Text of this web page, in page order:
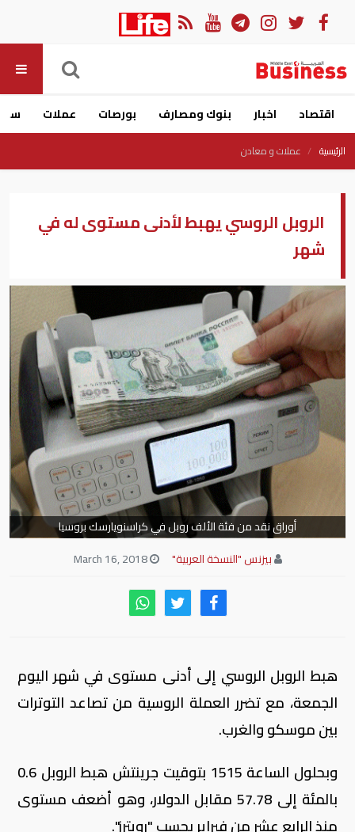
اقتصاد اخبار بنوك ومصارف بورصات عملات
الرئيسية عملات و معادن
الروبل الروسي يهبط لأدنى مستوى له في
شهر
أوراق نقد من فئة الألف روبل في كراسنويارسك بروسيا
بيزنس "النسخة العربية"
March 16, 2018
هبط الروبل الروسي إلى أدنى مستوى في شهر اليوم
الجمعة، مع تضرر العملة الروسية من تصاعد التوترات
بين موسكو والغرب.
وبحلول الساعة 1515 بتوقيت جرينتش هبط الروبل 0.6
بالمئة إلى 57.78 مقابل الدولار، وهو أضعف مستوى
منذ الرابع عشر من فبراير بحسب "رويترز".